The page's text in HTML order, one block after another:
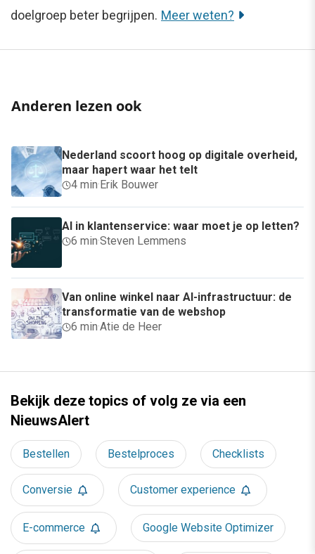
doelgroep beter begrijpen. Meer weten?
Anderen lezen ook
Nederland scoort hoog op digitale overheid,
maar hapert waar het telt
4 min· Erik Bouwer
AI in klantenservice: waar moet je op letten?
6 min·Steven Lemmens
Van online winkel naar AI-infrastructuur: de
transformatie van de webshop
6 min·Atie de Heer
Bekijk deze topics of volg ze via een
NieuwsAlert
Bestellen Bestelproces Checklists
Conversie Customer experience
E-commerce Google Website Optimizer